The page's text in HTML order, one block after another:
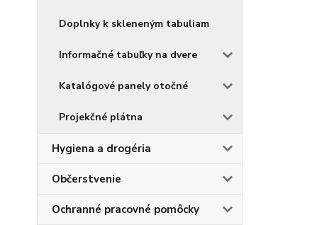
Doplnky k skleneným tabuliam
Informačné tabuľky na dvere
Katalógové panely otočné
Projekčné plátna
Hygiena a drogéria
Občerstvenie
Ochranné pracovné pomôcky